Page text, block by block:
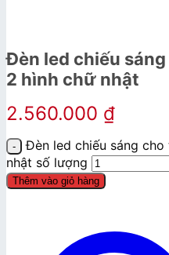
Đèn led chiếu
2 hình chữ nhật
2.560.000 ₫
Đèn led chiếu sáng
nhật số lượng
Thêm vào giỏ hàng